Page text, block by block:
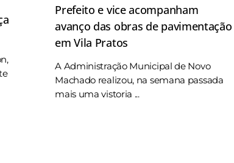
Prefeito e vice acompanham
avanço das obras de pavimentação
em Vila Pratos
A Administração Municipal de Novo
Machado realizou, na semana passada
mais uma vistoria ...